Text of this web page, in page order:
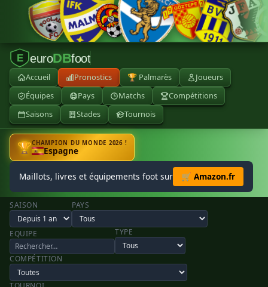
E euroDBfoot
Accueil Pronostics 🏆 Palmarès
Joueurs
Équipes
Pays Matchs
Compétitions
Saisons
Stades Tournois
🏆CHAMPION DU MONDE 2026 !
Espagne
Maillots, livres et équipements foot sur 🛒 Amazon.fr
SAISON PAYS
EQUIPE TYPE
COMPÉTITION